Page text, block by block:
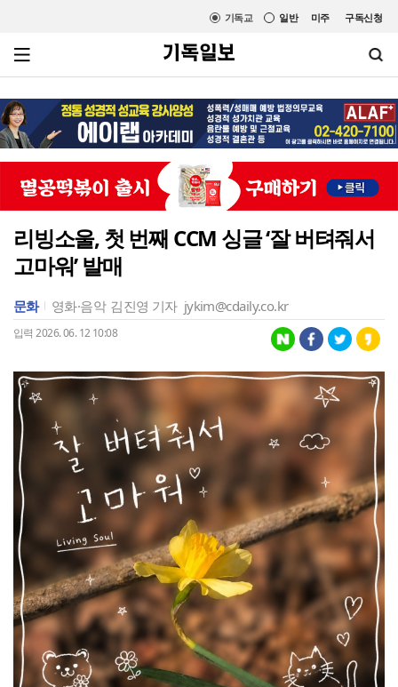
미주 구독신청
일반
기독교
리빙소울, 첫 번째 CCM 싱글 ‘잘 버텨줘서
고마워’ 발매
문화 영화·음악 김진영 기자 jykim@cdaily.co.kr
입력 2026. 06. 12 10:08